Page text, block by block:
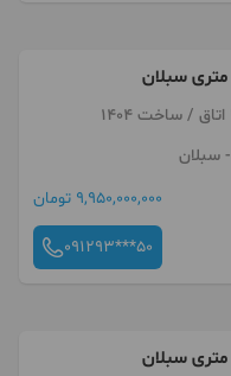
- سبلان
9,950,000,000 تومان
091293***50